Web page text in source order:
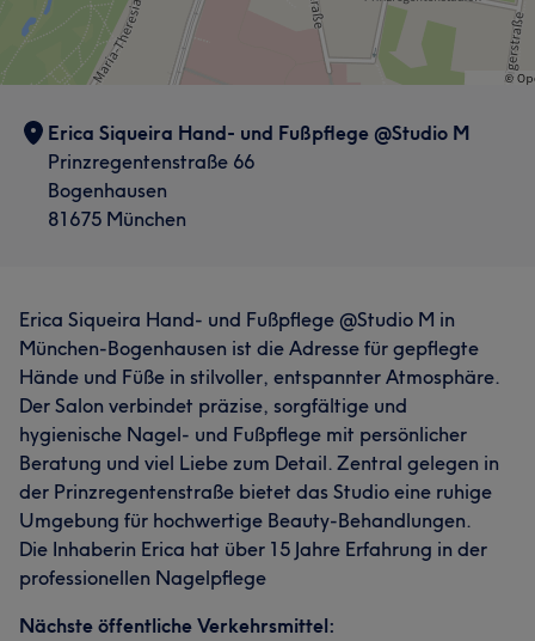
Erica Siqueira Hand- und Fußpflege @Studio M
Prinzregentenstraße 66
Bogenhausen
81675 München
Erica Siqueira Hand- und Fußpflege @Studio M in
München-Bogenhausen ist die Adresse für gepflegte
Hände und Füße in stilvoller, entspannter Atmosphäre.
Der Salon verbindet präzise, sorgfältige und
hygienische Nagel- und Fußpflege mit persönlicher
Beratung und viel Liebe zum Detail. Zentral gelegen in
der Prinzregentenstraße bietet das Studio eine ruhige
Umgebung für hochwertige Beauty-Behandlungen.
Die Inhaberin Erica hat über 15 Jahre Erfahrung in der
professionellen Nagelpflege
Nächste öffentliche Verkehrsmittel: